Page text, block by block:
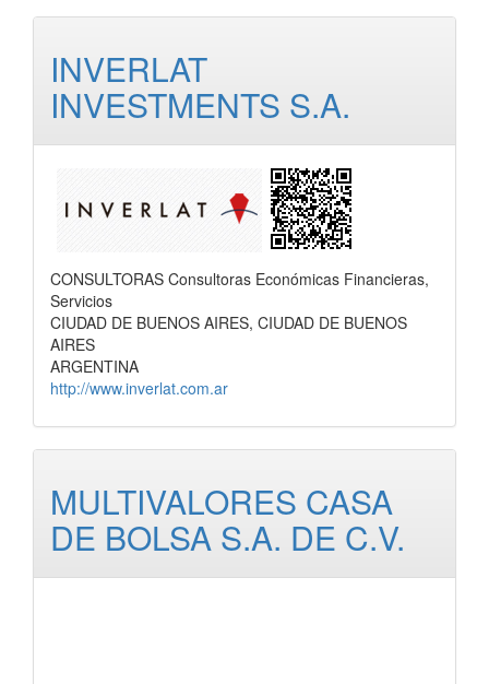
INVERLAT
INVESTMENTS S.A.
CONSULTORAS Consultoras Económicas Financieras,
Servicios
CIUDAD DE BUENOS AIRES, CIUDAD DE BUENOS
AIRES
ARGENTINA
http://www.inverlat.com.ar
MULTIVALORES CASA
DE BOLSA S.A. DE C.V.